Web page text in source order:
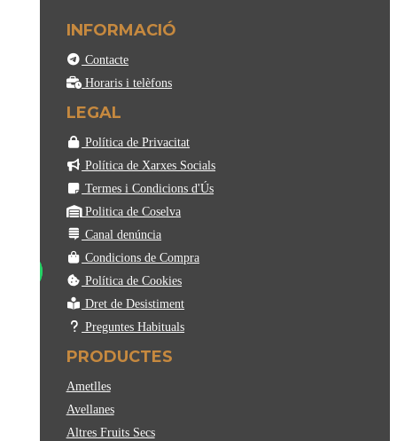
INFORMACIÓ
Contacte
Horaris i telèfons
LEGAL
Política de Privacitat
Política de Xarxes Socials
Termes i Condicions d'Ús
Politica de Coselva
Canal denúncia
Condicions de Compra
Política de Cookies
Dret de Desistiment
Preguntes Habituals
PRODUCTES
Ametlles
Avellanes
Altres Fruits Secs